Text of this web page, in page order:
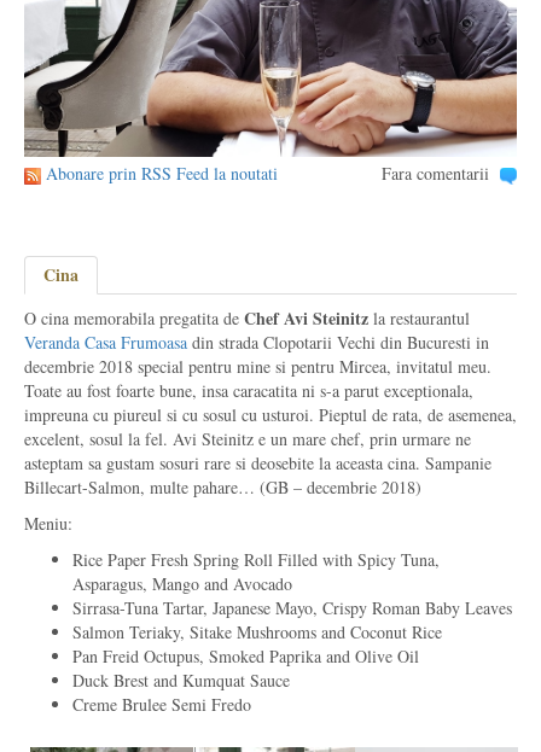
Abonare prin RSS Feed la noutati Fara comentarii
Cina
O cina memorabila pregatita de Chef Avi Steinitz la restaurantul
Veranda Casa Frumoasa din strada Clopotarii Vechi din Bucuresti in
decembrie 2018 special pentru mine si pentru Mircea, invitatul meu.
Toate au fost foarte bune, insa caracatita ni s-a parut exceptionala,
impreuna cu piureul si cu sosul cu usturoi. Pieptul de rata, de asemenea,
excelent, sosul la fel. Avi Steinitz e un mare chef, prin urmare ne
asteptam sa gustam sosuri rare si deosebite la aceasta cina. Sampanie
Billecart-Salmon, multe pahare… (GB – decembrie 2018)
Meniu:
Rice Paper Fresh Spring Roll Filled with Spicy Tuna,
Asparagus, Mango and Avocado
Sirrasa-Tuna Tartar, Japanese Mayo, Crispy Roman Baby Leaves
Salmon Teriaky, Sitake Mushrooms and Coconut Rice
Pan Freid Octupus, Smoked Paprika and Olive Oil
Duck Brest and Kumquat Sauce
Creme Brulee Semi Fredo